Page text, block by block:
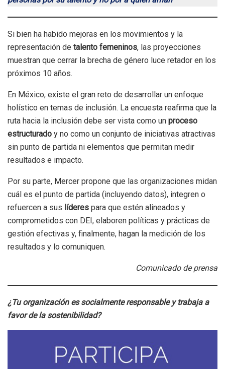
Si bien ha habido mejoras en los movimientos y la
representación de talento femeninos, las proyecciones
muestran que cerrar la brecha de género luce retador en los
próximos 10 años.
En México, existe el gran reto de desarrollar un enfoque
holístico en temas de inclusión. La encuesta reafirma que la
ruta hacia la inclusión debe ser vista como un proceso
estructurado y no como un conjunto de iniciativas atractivas
sin punto de partida ni elementos que permitan medir
resultados e impacto.
Por su parte, Mercer propone que las organizaciones midan
cuál es el punto de partida (incluyendo datos), integren o
refuercen a sus líderes para que estén alineados y
comprometidos con DEI, elaboren políticas y prácticas de
gestión efectivas y, finalmente, hagan la medición de los
resultados y lo comuniquen.
Comunicado de prensa
¿Tu organización es socialmente responsable y trabaja a
favor de la sostenibilidad?